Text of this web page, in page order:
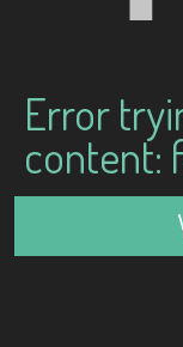
Error
content: